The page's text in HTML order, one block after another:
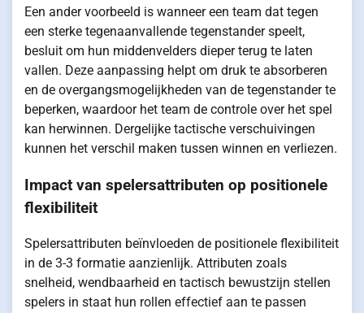
Een ander voorbeeld is wanneer een team dat tegen
een sterke tegenaanvallende tegenstander speelt,
besluit om hun middenvelders dieper terug te laten
vallen. Deze aanpassing helpt om druk te absorberen
en de overgangsmogelijkheden van de tegenstander te
beperken, waardoor het team de controle over het spel
kan herwinnen. Dergelijke tactische verschuivingen
kunnen het verschil maken tussen winnen en verliezen.
Impact van spelersattributen op positionele
flexibiliteit
Spelersattributen beïnvloeden de positionele flexibiliteit
in de 3-3 formatie aanzienlijk. Attributen zoals
snelheid, wendbaarheid en tactisch bewustzijn stellen
spelers in staat hun rollen effectief aan te passen